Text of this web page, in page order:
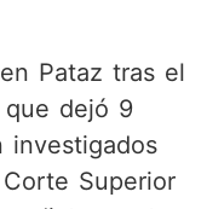
Pataz tras el
que dejó 9
investigados
Superior